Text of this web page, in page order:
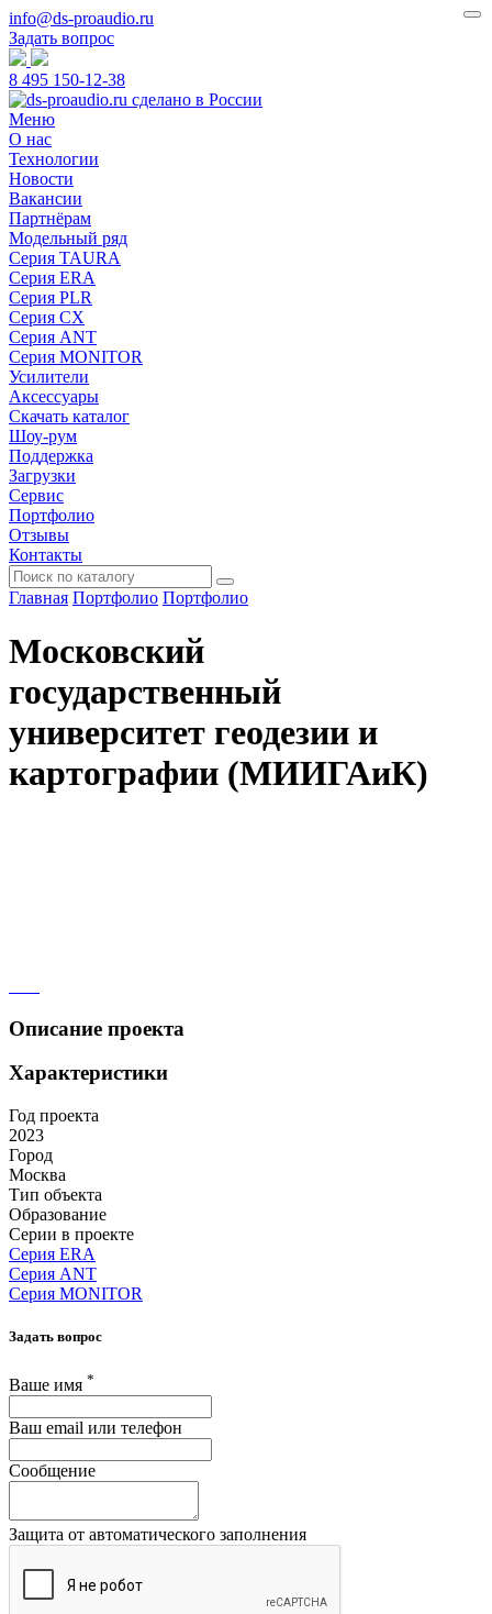
info@ds-proaudio.ru
Задать вопрос
8 495 150-12-38
Меню
О нас
Технологии
Новости
Вакансии
Партнёрам
Модельный ряд
Серия TAURA
Серия ERA
Серия PLR
Серия CX
Серия ANT
Серия MONITOR
Усилители
Аксессуары
Скачать каталог
Шоу-рум
Поддержка
Загрузки
Сервис
Портфолио
Отзывы
Контакты
Главная Портфолио Портфолио
Московский
государственный
университет геодезии и
картографии (МИИГАиК)
Описание проекта
Характеристики
Год проекта
2023
Город
Москва
Тип объекта
Образование
Серии в проекте
Серия ERA
Серия ANT
Серия MONITOR
Задать вопрос
Ваше имя *
Ваш email или телефон
Сообщение
Защита от автоматического заполнения